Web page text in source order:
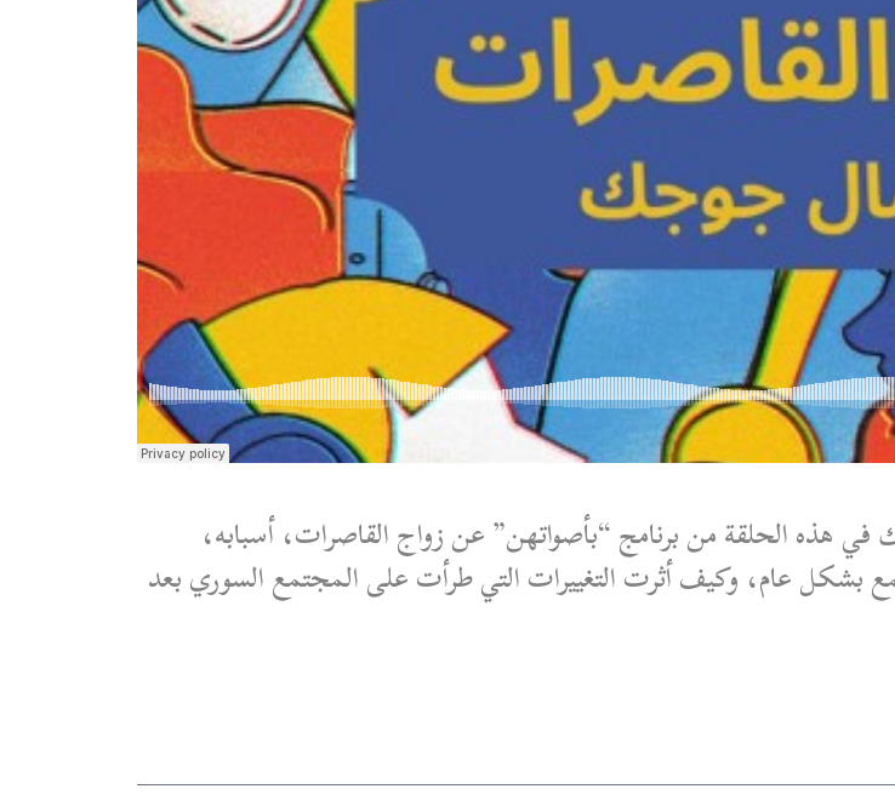
هذه الحلقة من برنامج “بأصواتهن” عن زواج القاصرات، أسبابه،
بشكل عام، وكيف أثرت التغييرات التي طرأت على المجتمع السوري بعد